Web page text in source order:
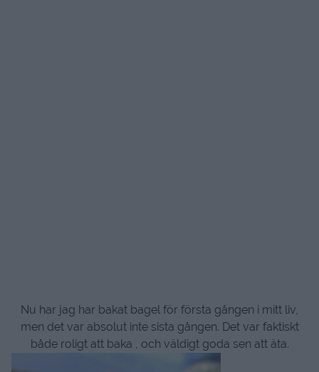
Nu har jag har bakat bagel för första gången i mitt liv,
men det var absolut inte sista gången. Det var faktiskt
både roligt att baka , och väldigt goda sen att äta.